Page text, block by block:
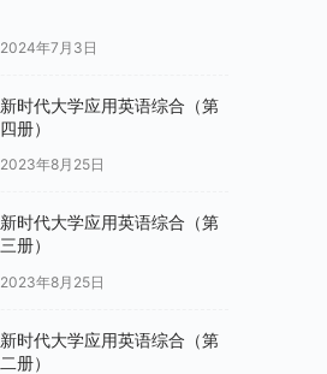
2024年7月3日
新时代大学应用英语综合（第
四册）
2023年8月25日
新时代大学应用英语综合（第
三册）
2023年8月25日
新时代大学应用英语综合（第
二册）